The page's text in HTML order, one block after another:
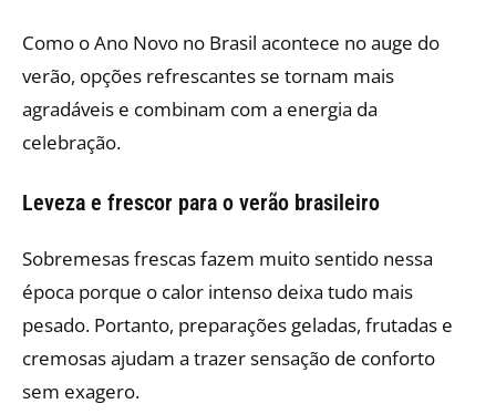
Como o Ano Novo no Brasil acontece no auge do
verão, opções refrescantes se tornam mais
agradáveis e combinam com a energia da
celebração.
Leveza e frescor para o verão brasileiro
Sobremesas frescas fazem muito sentido nessa
época porque o calor intenso deixa tudo mais
pesado. Portanto, preparações geladas, frutadas e
cremosas ajudam a trazer sensação de conforto
sem exagero.